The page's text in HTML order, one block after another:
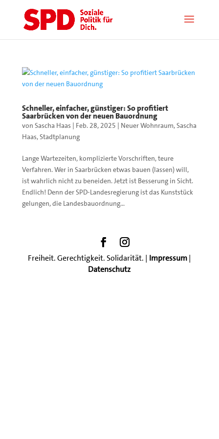
Schneller, einfacher, günstiger: So profitiert
Saarbrücken von der neuen Bauordnung
von Sascha Haas| Feb. 28, 2025 | Neuer Wohnraum,Sascha
Haas,Stadtplanung
Lange Wartezeiten, komplizierte Vorschriften, teure
Verfahren. Wer in Saarbrücken etwas bauen (lassen) will,
ist wahrlich nicht zu beneiden. Jetzt ist Besserung in Sicht.
Endlich! Denn der SPD-Landesregierung ist das Kunststück
gelungen, die Landesbauordnung...
Freiheit. Gerechtigkeit. Solidarität. | Impressum|
Datenschutz